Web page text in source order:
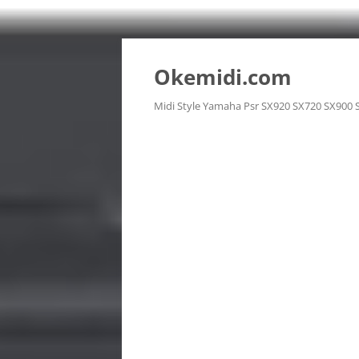
Langsung
Okemidi.com
Midi Style Yamaha Psr SX920 SX720 SX900